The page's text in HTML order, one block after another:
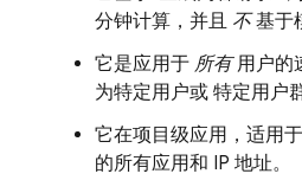
分钟计算，并且 不基于
它是应用于 所有用户的
为特定用户或 特定用户
它在项目级应用，适用
的所有应用和 IP 地址。